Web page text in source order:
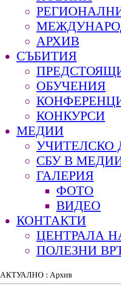
АРХИВ
СЪБИТИЯ
ОБУЧЕНИЯ
КОНКУРСИ
МЕДИИ
УЧИТЕЛСКО
СБУ В
ГАЛЕРИЯ
ФОТО
ВИДЕО
КОНТАКТИ
ЦЕНТРАЛА
ПОЛЕЗНИ
АКТУАЛНО : Архив